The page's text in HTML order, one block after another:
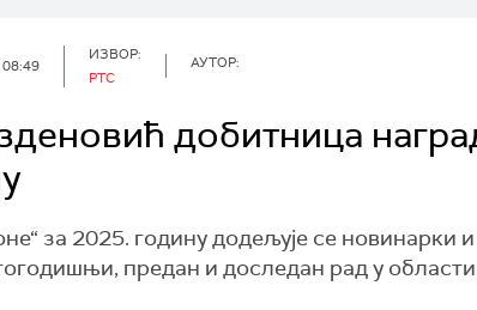
ИЗВОР:
РТС
АУТОР:
добитница
за 2025. годину додељује се
предан и доследан рад у области